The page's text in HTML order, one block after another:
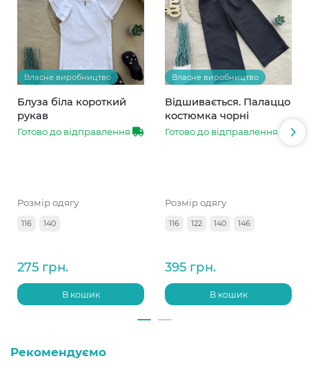
Власне виробництво
Блуза біла короткий
рукав
Готово до відправлення
Розмір одягу
116 140
275 грн.
В кошик
Власне виробництво
Відшивається. Палаццо
костюмка чорні
Готово до відправлення
Розмір одягу
116 122 140 146
395 грн.
В кошик
Рекомендуємо